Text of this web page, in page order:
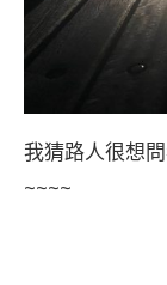
我猜路人很想
~~~~